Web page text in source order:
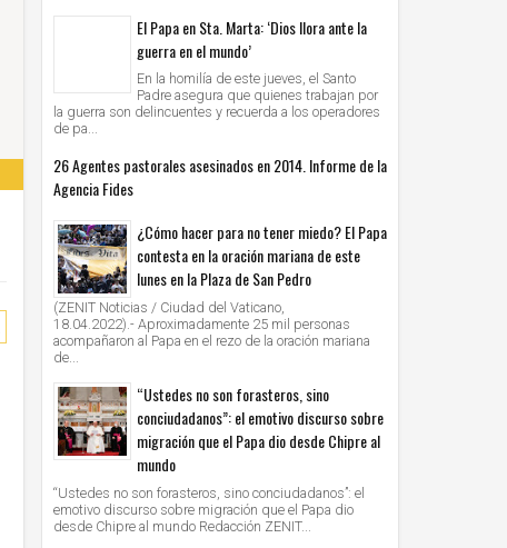
El Papa en Sta. Marta: ‘Dios llora ante la
guerra en el mundo’
En la homilía de este jueves, el Santo
Padre asegura que quienes trabajan por
la guerra son delincuentes y recuerda a los operadores
de pa...
26 Agentes pastorales asesinados en 2014. Informe de la
Agencia Fides
¿Cómo hacer para no tener miedo? El Papa
contesta en la oración mariana de este
lunes en la Plaza de San Pedro
(ZENIT Noticias / Ciudad del Vaticano,
18.04.2022).- Aproximadamente 25 mil personas
acompañaron al Papa en el rezo de la oración mariana
de...
“Ustedes no son forasteros, sino
conciudadanos”: el emotivo discurso sobre
migración que el Papa dio desde Chipre al
mundo
“Ustedes no son forasteros, sino conciudadanos”: el
emotivo discurso sobre migración que el Papa dio
desde Chipre al mundo Redacción ZENIT...